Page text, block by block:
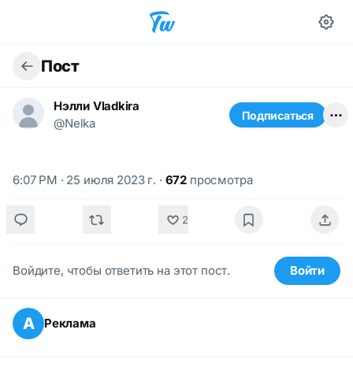
Пост
Нэлли Vladkira
@Nelka
Подписаться
6:07 PM · 25 июля 2023 г. · 672 просмотра
2
Войдите, чтобы ответить на этот пост. Войти
А Реклама